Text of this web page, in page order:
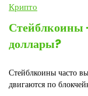
Крипто
Стейблкоины
доллары?
Стейблкоины часто
двигаются по